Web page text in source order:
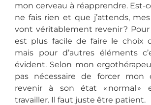
mon cerveau à réapprendre. Est-
ne fais rien et que j’attends,
vont véritablement revenir ? Pour
est plus facile de faire le choix
mais pour d’autres éléments
évident. Selon mon
pas nécessaire de forcer mon
revenir à son état « normal »
travailler. Il faut juste être patient.